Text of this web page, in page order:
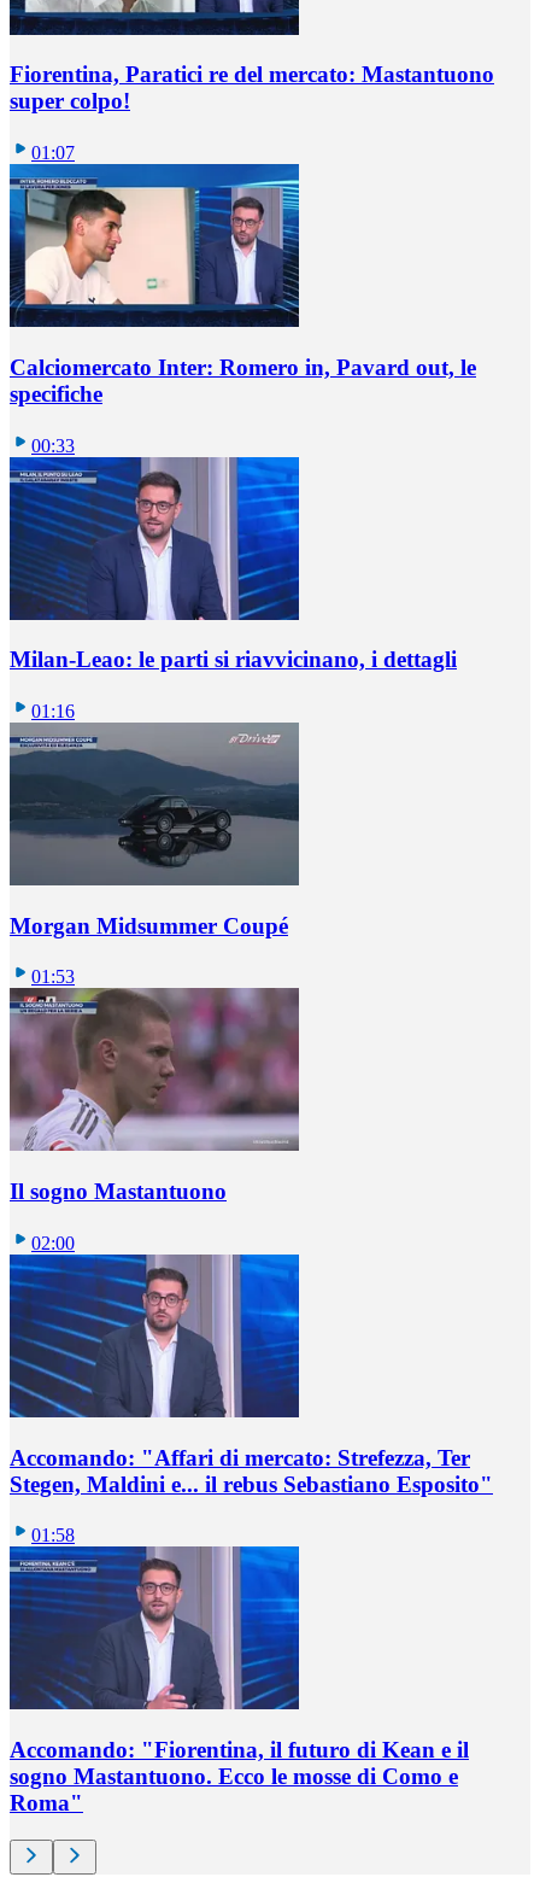
Fiorentina, Paratici re del mercato: Mastantuono
super colpo!
01:07
Calciomercato Inter: Romero in, Pavard out, le
specifiche
00:33
Milan-Leao: le parti si riavvicinano, i dettagli
01:16
Morgan Midsummer Coupé
01:53
Il sogno Mastantuono
02:00
Accomando: "Affari di mercato: Strefezza, Ter
Stegen, Maldini e... il rebus Sebastiano Esposito"
01:58
Accomando: "Fiorentina, il futuro di Kean e il
sogno Mastantuono. Ecco le mosse di Como e
Roma"